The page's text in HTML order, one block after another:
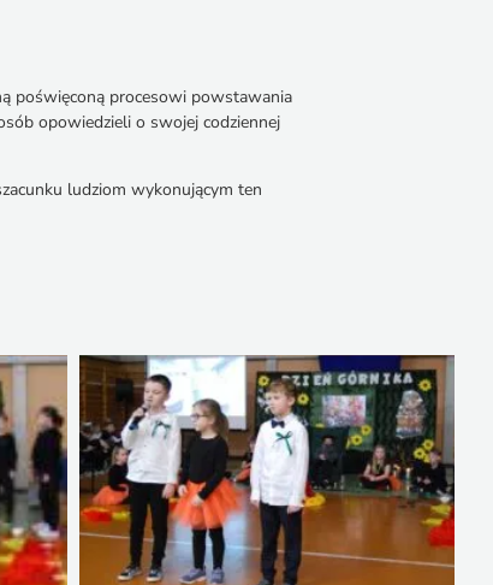
poświęconą procesowi powstawania
opowiedzieli o swojej codziennej
ludziom wykonującym ten